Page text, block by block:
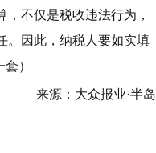
不仅是税收违法行为，
。因此，纳税人要如实填
）
来源：大众报业·半